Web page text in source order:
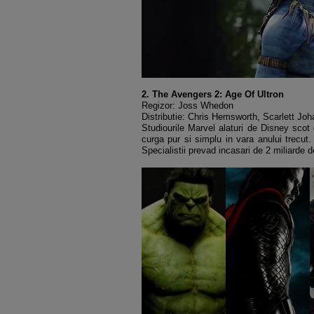
2. The Avengers 2: Age Of Ultron
Regizor: Joss Whedon
Distributie: Chris Hemsworth, Scarlett
Studiourile Marvel alaturi de Disney
curga pur si simplu in vara anului
Specialistii prevad incasari de 2 miliarde